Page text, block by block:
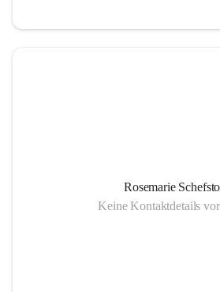
Rosemarie
Keine Kontaktdetails